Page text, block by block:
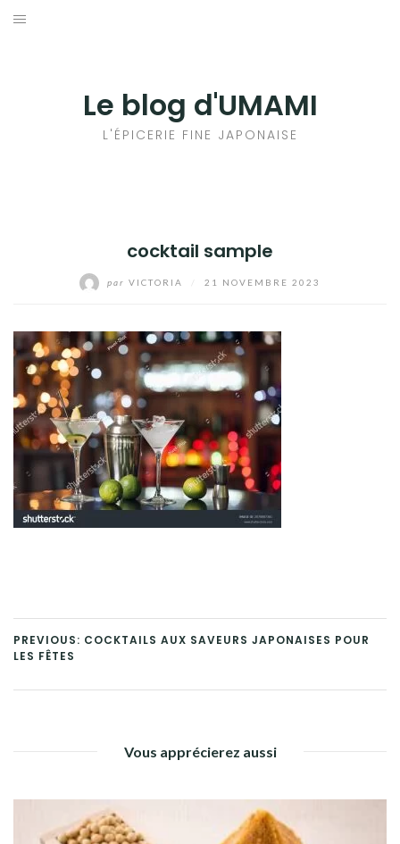
Aller
Le blog d'UMAMI
L'ÉPICERIE FINE JAPONAISE
cocktail sample
par VICTORIA 21 NOVEMBRE 2023
PREVIOUS: COCKTAILS AUX SAVEURS JAPONAISES POUR
LES FÊTES
Vous apprécierez aussi